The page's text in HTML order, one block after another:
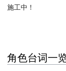
施工中！
角色台词一